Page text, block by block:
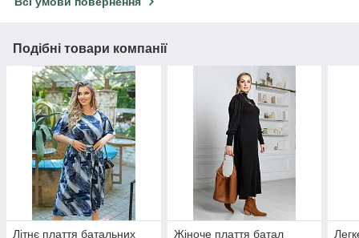
Подібні товари компанії
Літнє плаття батальних
Жіноче плаття батал